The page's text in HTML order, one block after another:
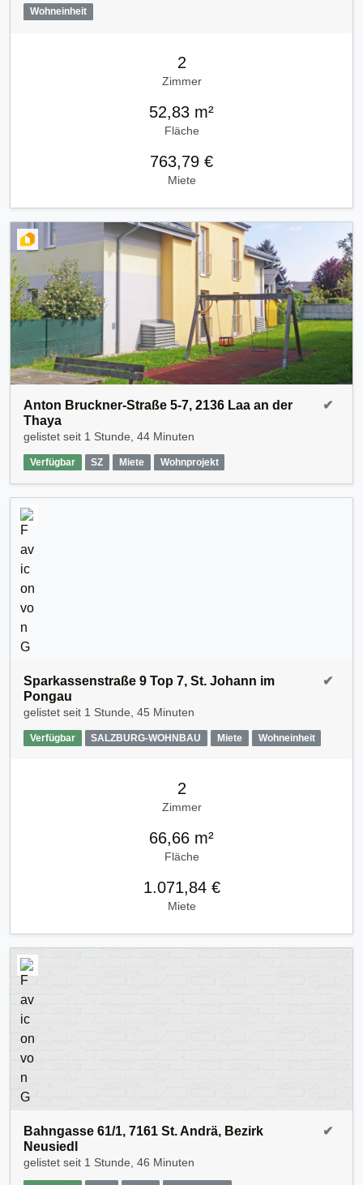
Wohneinheit
2
Zimmer
52,83 m²
Fläche
763,79 €
Miete
Anton Bruckner-Straße 5-7, 2136 Laa an der
Thaya
gelistet seit 1 Stunde, 44 Minuten
Verfügbar SZ Miete Wohnprojekt
✔
Sparkassenstraße 9 Top 7, St. Johann im
Pongau
gelistet seit 1 Stunde, 45 Minuten
Verfügbar SALZBURG-WOHNBAU Miete Wohneinheit
✔
2
Zimmer
66,66 m²
Fläche
1.071,84 €
Miete
Bahngasse 61/1, 7161 St. Andrä, Bezirk
Neusiedl
gelistet seit 1 Stunde, 46 Minuten
✔